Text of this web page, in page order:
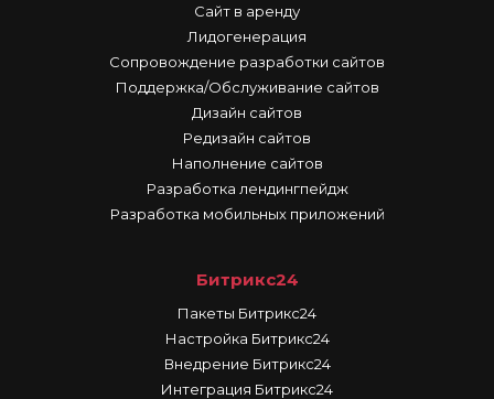
Сайт в аренду
Лидогенерация
Сопровождение разработки сайтов
Поддержка/Обслуживание сайтов
Дизайн сайтов
Редизайн сайтов
Наполнение сайтов
Разработка лендингпейдж
Разработка мобильных приложений
Битрикс24
Пакеты Битрикс24
Настройка Битрикс24
Внедрение Битрикс24
Интеграция Битрикс24